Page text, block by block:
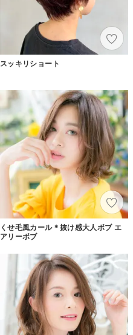
スッキリショート
くせ毛風カール＊抜け感大人ボブ エ
アリーボブ